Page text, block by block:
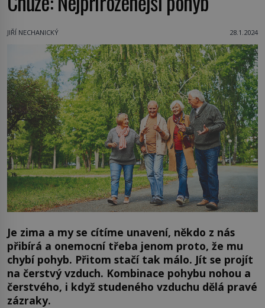
JIŘÍ NECHANICKÝ 28.1.2024
Je zima a my se cítíme unavení, někdo z nás
přibírá a onemocní třeba jenom proto, že mu
chybí pohyb. Přitom stačí tak málo. Jít se projít
na čerstvý vzduch. Kombinace pohybu nohou a
čerstvého, i když studeného vzduchu dělá pravé
zázraky.